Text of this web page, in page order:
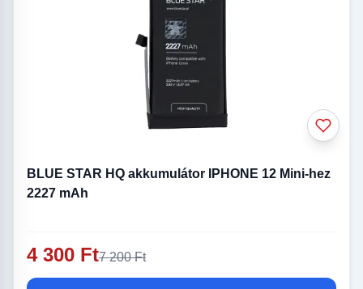
BLUE STAR HQ akkumulátor IPHONE 12 Mini-hez
2227 mAh
4 300 Ft7 200 Ft